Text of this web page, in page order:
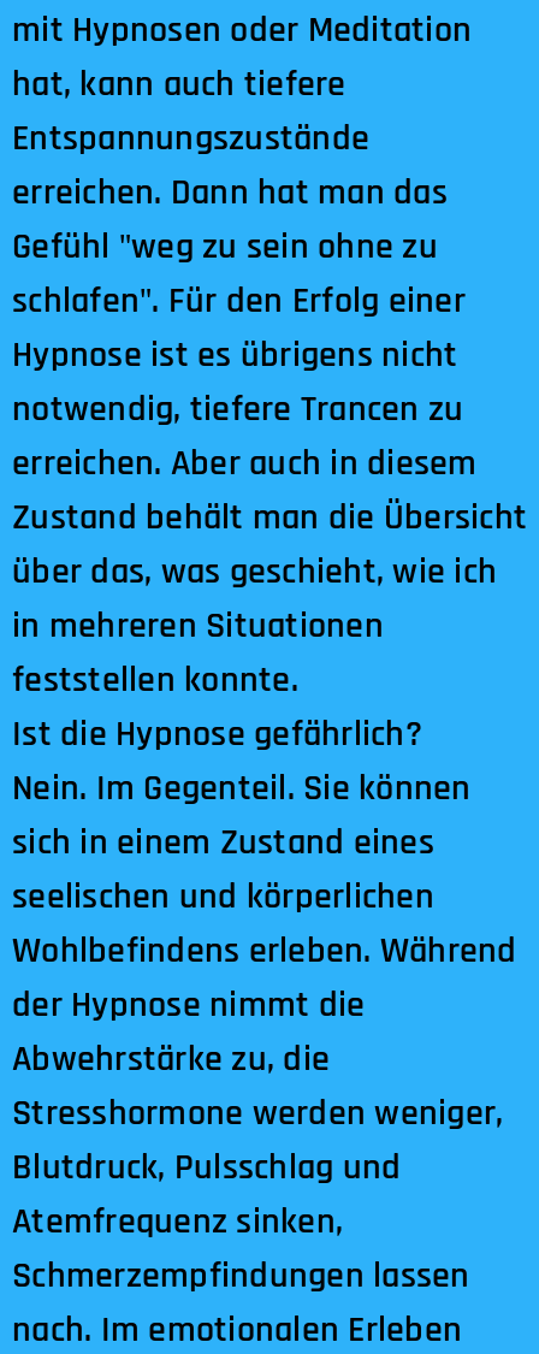
mit Hypnosen oder Meditation
hat, kann auch tiefere
Entspannungszustände
erreichen. Dann hat man das
Gefühl "weg zu sein ohne zu
schlafen". Für den Erfolg einer
Hypnose ist es übrigens nicht
notwendig, tiefere Trancen zu
erreichen. Aber auch in diesem
Zustand behält man die Übersicht
über das, was geschieht, wie ich
in mehreren Situationen
feststellen konnte.
Ist die Hypnose gefährlich?
Nein. Im Gegenteil. Sie können
sich in einem Zustand eines
seelischen und körperlichen
Wohlbefindens erleben. Während
der Hypnose nimmt die
Abwehrstärke zu, die
Stresshormone werden weniger,
Blutdruck, Pulsschlag und
Atemfrequenz sinken,
Schmerzempfindungen lassen
nach. Im emotionalen Erleben